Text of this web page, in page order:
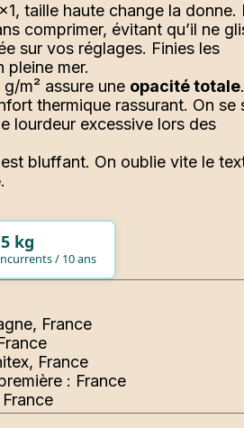
taille haute change la donne.
comprimer, évitant qu’il ne
sur vos réglages. Finies les
pleine mer.
m² assure une opacité totale
thermique rassurant. On se
lourdeur excessive lors des
bluffant. On oublie vite le
.
kg
/ 10 ans
France
France
: France